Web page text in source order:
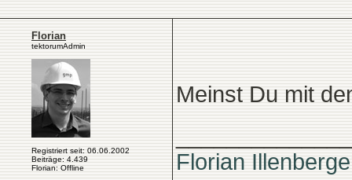
Florian
tektorumAdmin
Registriert seit: 06.06.2002
Beiträge: 4.439
Florian: Offline
Meinst Du mit
Florian